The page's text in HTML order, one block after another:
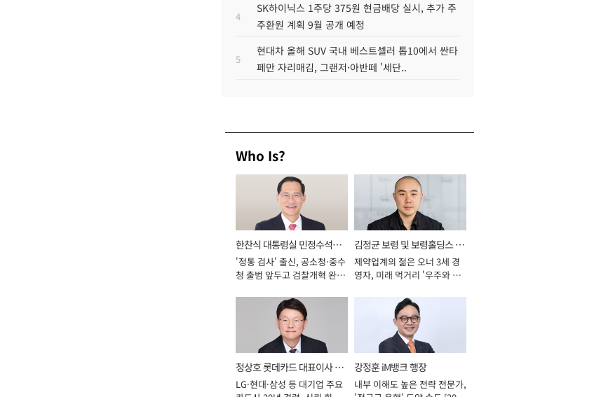
4
SK하이닉스 1주당 375원 현금배당 실시, 추가 주
주환원 계획 9월 공개 예정
5
현대차 올해 SUV 국내 베스트셀러 톱10에서 싼타
페만 자리매김, 그랜저·아반떼 '세단..
Who Is?
한찬식 대통령실 민정수석비
서관
'정통 검사' 출신, 공소청·중수
청 출범 앞두고 검찰개혁 완수
김정균 보령 및 보령홀딩스 대
표이사 사장
제약업계의 젊은 오너 3세 경
영자, 미래 먹거리 '우주와 헬
정상호 롯데카드 대표이사 사
장
LG·현대·삼성 등 대기업 주요
강정훈 iM뱅크 행장
내부 이해도 높은 전략 전문가,